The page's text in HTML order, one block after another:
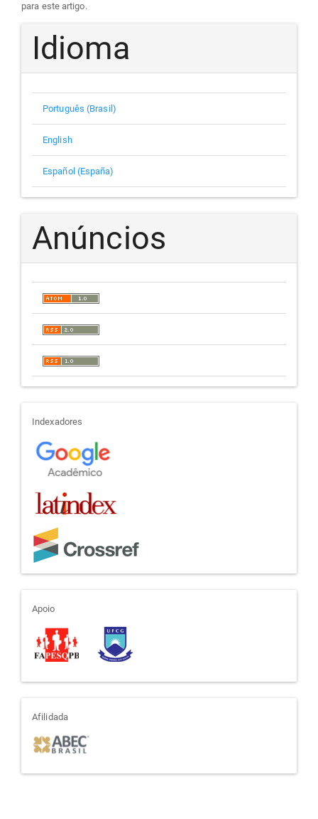
para este artigo.
Idioma
Português (Brasil)
English
Español (España)
Anúncios
indexadores
Indexadores
apoio
Apoio
afiliada
Afilidada